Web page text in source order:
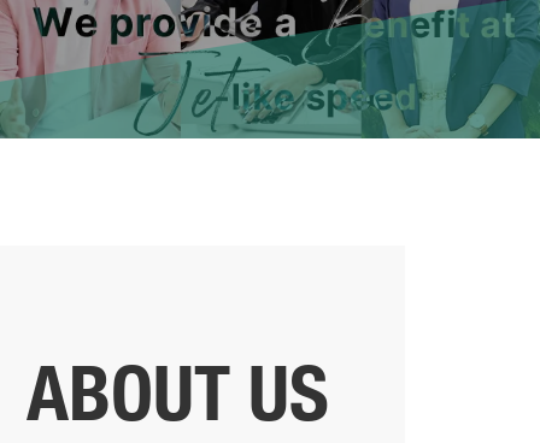
ABOUT US